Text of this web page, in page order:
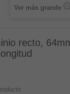
Ver más grande
recto,